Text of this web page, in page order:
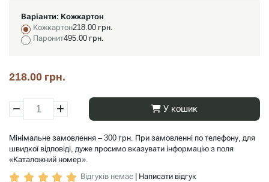
Варіанти: Кожкартон
Кожкартон218.00 грн.
Паронит495.00 грн.
218.00 грн.
У кошик
Мінімальне замовлення – 300 грн. При замовленні по телефону, для
швидкої відповіді, дуже просимо вказувати інформацію з поля
«Каталожний номер».
Відгуків немає
Написати відгук